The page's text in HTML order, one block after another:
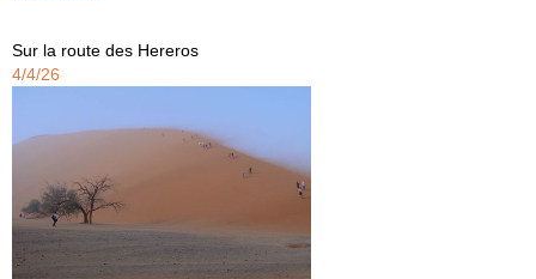
Sur la route des Hereros
4/4/26